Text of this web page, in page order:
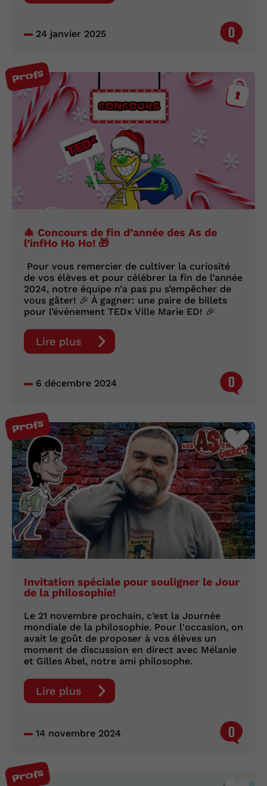
24 janvier 2025 0
Profs
🎄 Concours de fin d’année des As de
l’infHo Ho Ho! 🎁
Pour vous remercier de cultiver la curiosité
de vos élèves et pour célébrer la fin de l’année
2024, notre équipe n’a pas pu s’empêcher de
vous gâter! 🎉 À gagner: une paire de billets
pour l’événement TEDx Ville Marie ED! 🎉
Lire plus
6 décembre 2024 0
Profs
Invitation spéciale pour souligner le Jour
de la philosophie!
Le 21 novembre prochain, c’est la Journée
mondiale de la philosophie. Pour l'occasion, on
avait le goût de proposer à vos élèves un
moment de discussion en direct avec Mélanie
et Gilles Abel, notre ami philosophe.
Lire plus
14 novembre 2024 0
Profs